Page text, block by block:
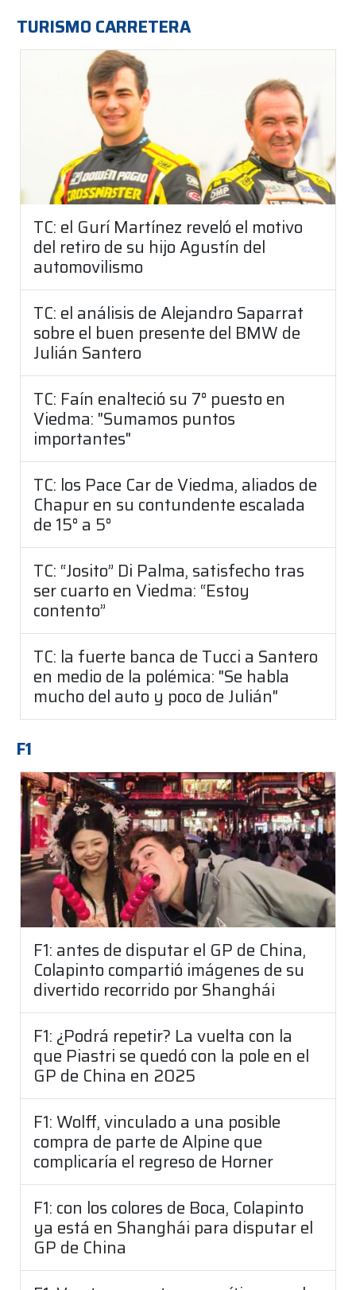
TURISMO CARRETERA
TC: el Gurí Martínez reveló el motivo
del retiro de su hijo Agustín del
automovilismo
TC: el análisis de Alejandro Saparrat
sobre el buen presente del BMW de
Julián Santero
TC: Faín enalteció su 7° puesto en
Viedma: "Sumamos puntos
importantes"
TC: los Pace Car de Viedma, aliados de
Chapur en su contundente escalada
de 15° a 5°
TC: “Josito” Di Palma, satisfecho tras
ser cuarto en Viedma: “Estoy
contento”
TC: la fuerte banca de Tucci a Santero
en medio de la polémica: "Se habla
mucho del auto y poco de Julián"
F1
F1: antes de disputar el GP de China,
Colapinto compartió imágenes de su
divertido recorrido por Shanghái
F1: ¿Podrá repetir? La vuelta con la
que Piastri se quedó con la pole en el
GP de China en 2025
F1: Wolff, vinculado a una posible
compra de parte de Alpine que
complicaría el regreso de Horner
F1: con los colores de Boca, Colapinto
ya está en Shanghái para disputar el
GP de China